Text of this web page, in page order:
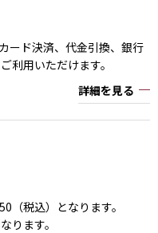
ード決済、代金引換、銀行
利用いただけます。
詳細を見る
（税込）となります。
ります。